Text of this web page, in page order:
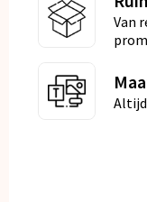
Van
Altijd